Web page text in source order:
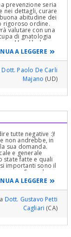
prevenzione seria
nei dettagli, curare
abitudine dei
rigoroso ordine.
valutare con una
di gnatologia
Mandibolare
deriva
A LEGGERE
Dott. Paolo De Carli
Majano (UD)
tutte negative :)!
non andrebbe, in
sua domanda.
e generale
state fatte e quali
importanti sono il
con Formula,
Lei ha descritto
essere
malattie dette
hanno il loro
con
o infezioni dentali
A LEGGERE
Dott. Gustavo Petti
Cagliari (CA)